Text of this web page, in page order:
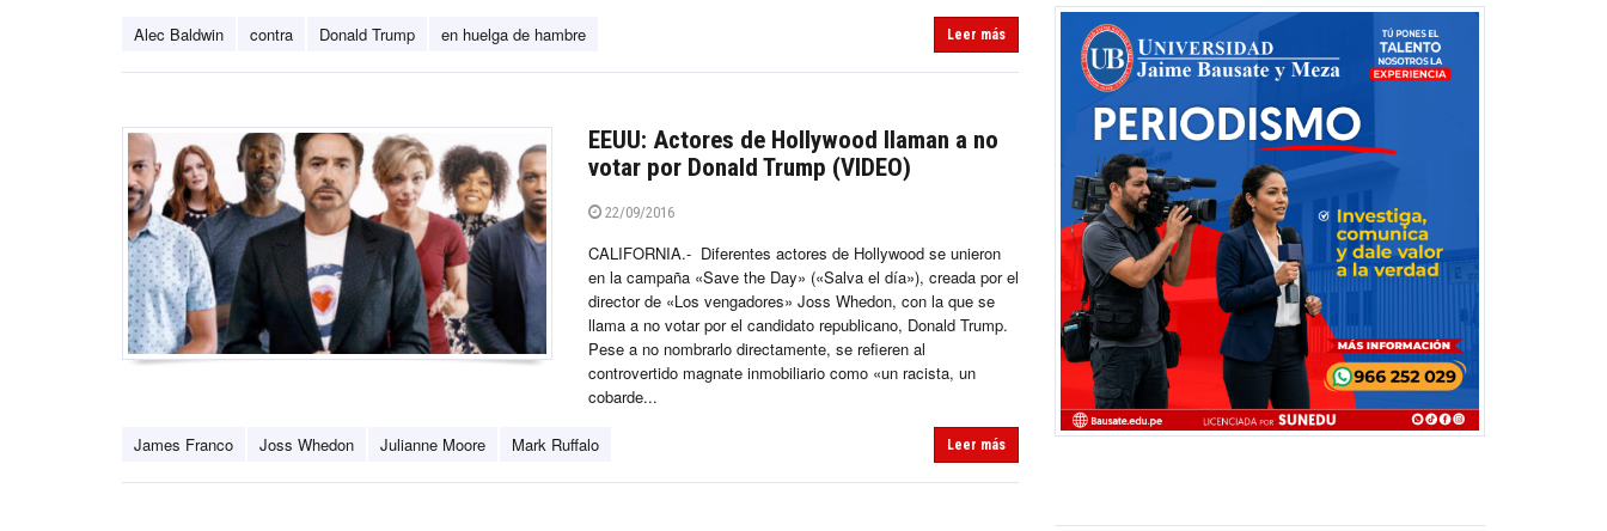
Alec Baldwin contra Donald Trump en huelga de hambre Leer más
EEUU: Actores de Hollywood llaman a no
votar por Donald Trump (VIDEO)
22/09/2016
CALIFORNIA.- Diferentes actores de Hollywood se unieron
en la campaña «Save the Day» («Salva el día»), creada por el
director de «Los vengadores» Joss Whedon, con la que se
llama a no votar por el candidato republicano, Donald Trump.
Pese a no nombrarlo directamente, se refieren al
controvertido magnate inmobiliario como «un racista, un
cobarde...
James Franco Joss Whedon Julianne Moore Mark Ruffalo Leer más